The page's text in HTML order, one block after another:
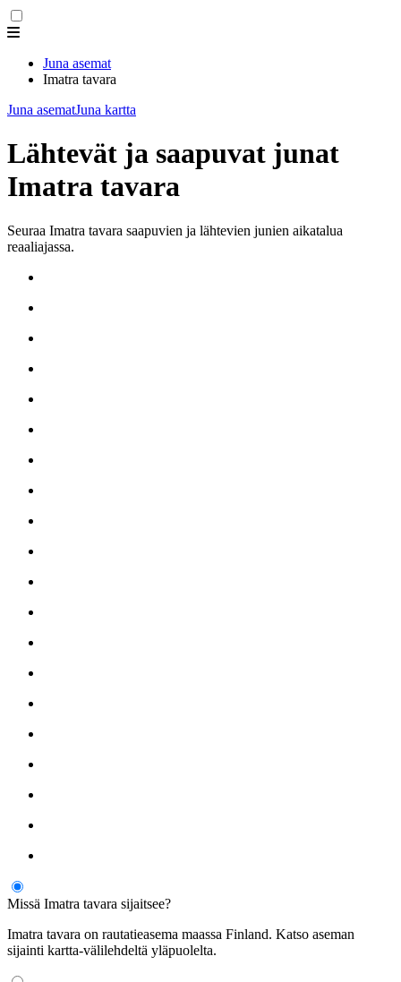
Juna asemat
Imatra tavara
Juna asematJuna kartta
Lähtevät ja saapuvat junat
Imatra tavara
Seuraa Imatra tavara saapuvien ja lähtevien junien aikatalua
reaaliajassa.
Missä Imatra tavara sijaitsee?
Imatra tavara on rautatieasema maassa Finland. Katso aseman
sijainti kartta-välilehdeltä yläpuolelta.